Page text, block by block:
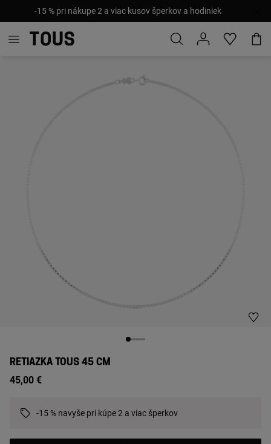
-15 % pri nákupe 2 a viac kusov šperkov a hodiniek
RETIAZKA TOUS 45 CM
45,00 €
-15 % navyše pri kúpe 2 a viac šperkov